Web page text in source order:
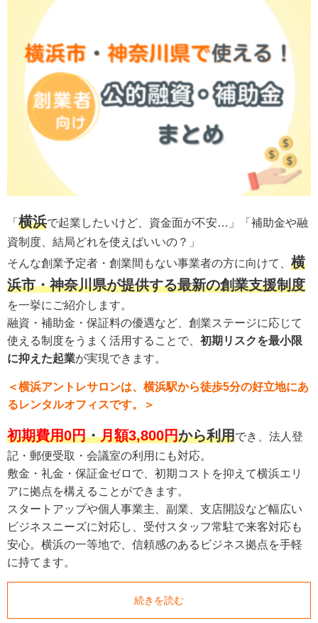
「 横浜で起業したいけど、資金面が不安…」「補助金や融
資制度、結局どれを使えばいいの？」
そんな創業予定者・創業間もない事業者の方に向けて、 横
浜市・神奈川県が提供する最新の創業支援制度
を一挙にご紹介します。
融資・補助金・保証料の優遇など、創業ステージに応じて
使える制度をうまく活用することで、 初期リスクを最小限
に抑えた起業が実現できます。
＜横浜アントレサロンは、横浜駅から徒歩5分の好立地にあ
るレンタルオフィスです。＞
初期費用0円・月額3,800円から利用でき、法人登
記・郵便受取・会議室の利用にも対応。
敷金・礼金・保証金ゼロで、初期コストを抑えて横浜エリ
アに拠点を構えることができます。
スタートアップや個人事業主、副業、支店開設など幅広い
ビジネスニーズに対応し、受付スタッフ常駐で来客対応も
安心。横浜の一等地で、信頼感のあるビジネス拠点を手軽
に持てます。
続きを読む